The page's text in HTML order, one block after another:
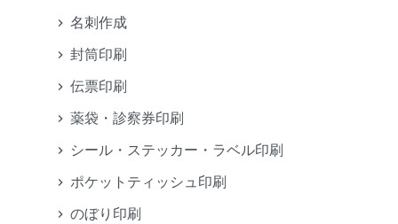
名刺作成
封筒印刷
伝票印刷
薬袋・診察券印刷
シール・ステッカー・ラベル印刷
ポケットティッシュ印刷
のぼり印刷